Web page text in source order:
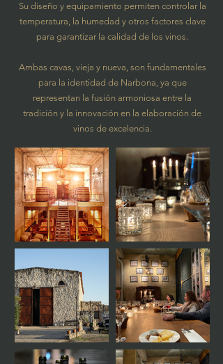
Su diseño y equipamiento permiten controlar la
temperatura, la humedad y otros factores clave
para garantizar la calidad de los vinos.
Ambas cavas, vieja y nueva, son fundamentales
para la identidad de Narbona, ya que
representan la fusión armoniosa entre la
tradición y la innovación en la elaboración de
vinos de excelencia.